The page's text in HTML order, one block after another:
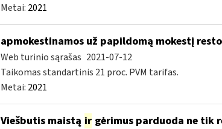
Metai: 2021
apmokestinamos už papildomą mokestį
Web turinio sąrašas 2021-07-12
Taikomas standartinis 21 proc. PVM tarifas.
Metai: 2021
Viešbutis maistą irgėrimus parduoda ne tik